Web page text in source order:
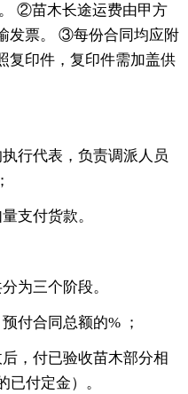
②苗木长途运费由甲方
发票。 ③每份合同均应附
复印件，复印件需加盖供
行代表，负责调派人员
支付货款。
为三个阶段。
付合同总额的% ；
，付已验收苗木部分相
已付定金）。